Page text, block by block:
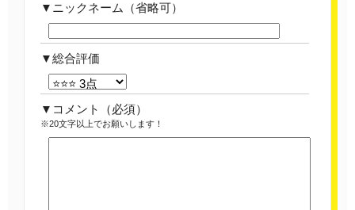
ニックネーム（省略可）
総合評価
コメント （必須）
※20文字以上でお願いします！